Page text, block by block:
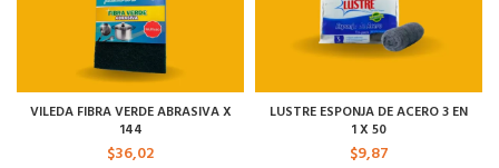
VILEDA FIBRA VERDE ABRASIVA X
144
$36,02
LUSTRE ESPONJA DE ACERO 3 EN
1 X 50
$9,87